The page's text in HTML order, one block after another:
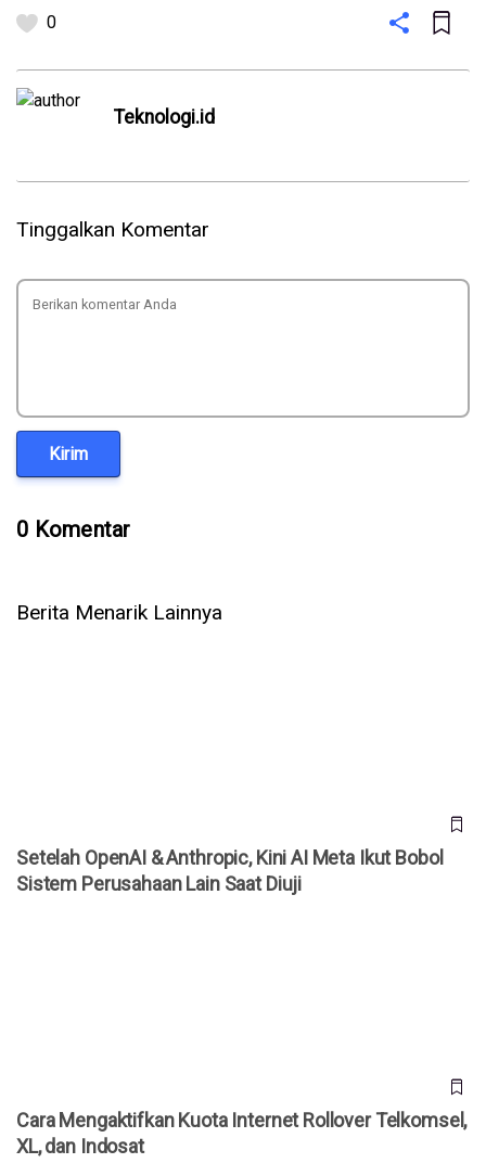
0
Teknologi.id
Tinggalkan Komentar
Kirim
0 Komentar
Berita Menarik Lainnya
Setelah OpenAI & Anthropic, Kini AI Meta Ikut Bobol
Sistem Perusahaan Lain Saat Diuji
Cara Mengaktifkan Kuota Internet Rollover Telkomsel,
XL, dan Indosat